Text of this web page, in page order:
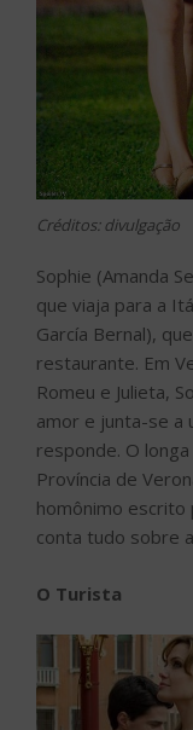
Créditos: divulgação
Sophie (Amanda
que viaja para a
García Bernal),
restaurante. Em
Romeu e Julieta,
amor e junta-se a
responde. O
Província de
homônimo escrito
conta tudo sobre
O Turista